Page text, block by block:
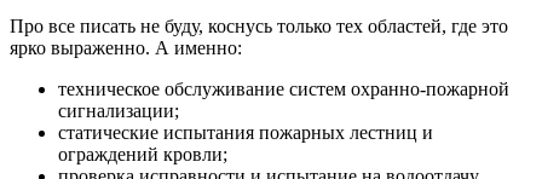
Про все писать не буду, коснусь только тех областей, где это
ярко выраженно. А именно:
техническое обслуживание систем охранно-пожарной
сигнализации;
статические испытания пожарных лестниц и
ограждений кровли;